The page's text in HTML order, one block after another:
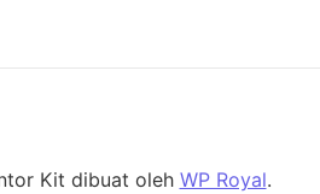
Kit dibuat oleh WP Royal.